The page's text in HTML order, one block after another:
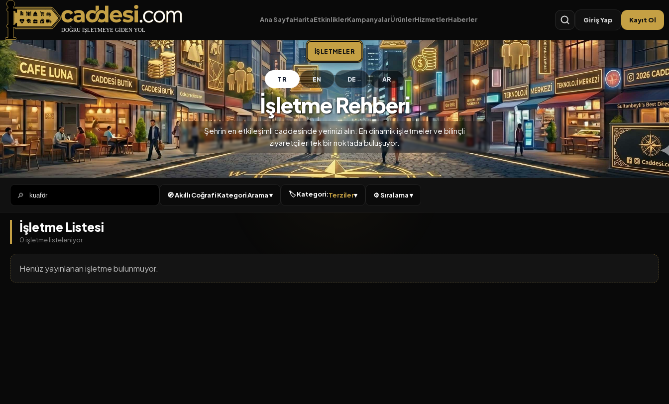
Caddesi.com Ana SayfaHaritaEtkinliklerKampanyalarÜrünlerHizmetlerHaberler Giriş Yap Kayıt Ol
İŞLETMELER
TR EN DE AR
İşletme Rehberi
Şehrin en etkileşimli caddesinde yerinizi alın. En dinamik işletmeler ve bilinçli
ziyaretçiler tek bir noktada buluşuyor.
🔎 🧭 Akıllı Coğrafi Kategori Arama ▾ 🏷 Kategori:Terziler▾ ⚙ Sıralama ▾
İşletme Listesi
0 işletme listeleniyor.
Henüz yayınlanan işletme bulunmuyor.